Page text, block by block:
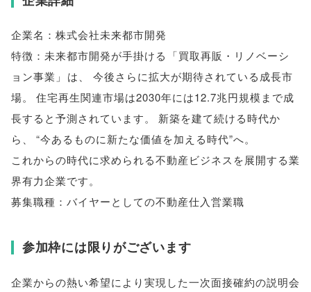
企業名：株式会社未来都市開発
特徴：未来都市開発が手掛ける
「買取再販・リノベーシ
ョン事業 」 は
今後さらに拡大が期待されている成長市
場。
住宅再生関連市場は2030年には12.7兆円規模まで成
長すると予測されています。
新築を建て続ける時代か
ら
“今あるものに新たな価値を加える時代”へ。
これからの時代に求められる不動産ビジネスを展開する業
界有力企業です。
募集職種：バイヤーとしての不動産仕入営業職
参加枠には限りがございます
企業からの熱い希望により実現した一次面接確約の説明会